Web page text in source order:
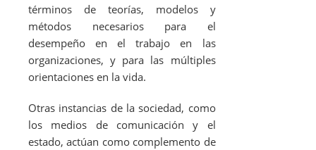
términos de teorías, modelos y
métodos necesarios para el
desempeño en el trabajo en las
organizaciones, y para las múltiples
orientaciones en la vida.
Otras instancias de la sociedad, como
los medios de comunicación y el
estado, actúan como complemento de